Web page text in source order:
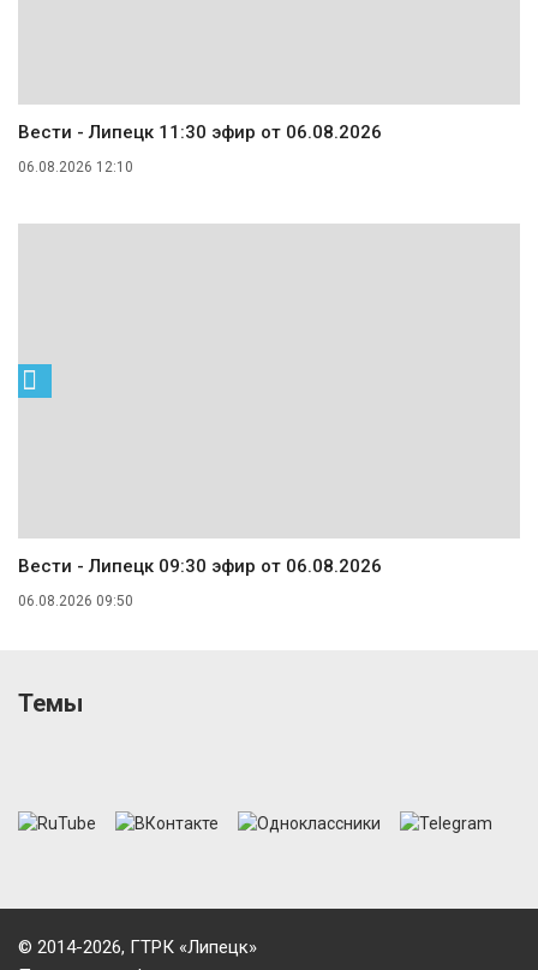
Вести - Липецк 11:30 эфир от 06.08.2026
06.08.2026 12:10
Вести - Липецк 09:30 эфир от 06.08.2026
06.08.2026 09:50
Темы
© 2014-2026, ГТРК «Липецк»